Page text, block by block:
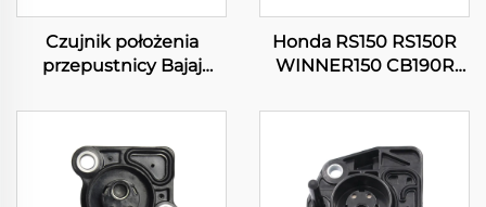
Czujnik położenia
przepustnicy Bajaj
36PD0112 do motocykla
Honda RS150 RS150R
WINNER150 CB190R
pozycji przepustnicy